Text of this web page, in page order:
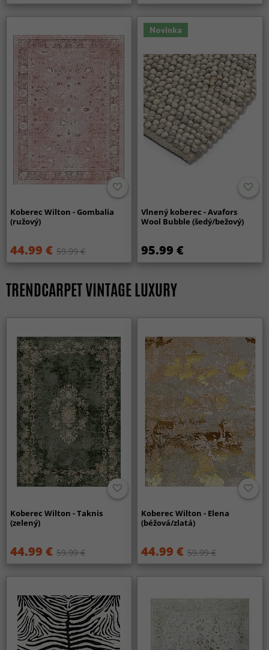
Koberec Wilton - Gombalia
(ružový)
44.99 € 59.99 €
Novinka
Vlnený koberec - Avafors
Wool Bubble (šedý/bežový)
95.99 €
TRENDCARPET VINTAGE LUXURY
Koberec Wilton - Taknis
(zelený)
44.99 € 59.99 €
Koberec Wilton - Elena
(béžová/zlatá)
44.99 € 59.99 €